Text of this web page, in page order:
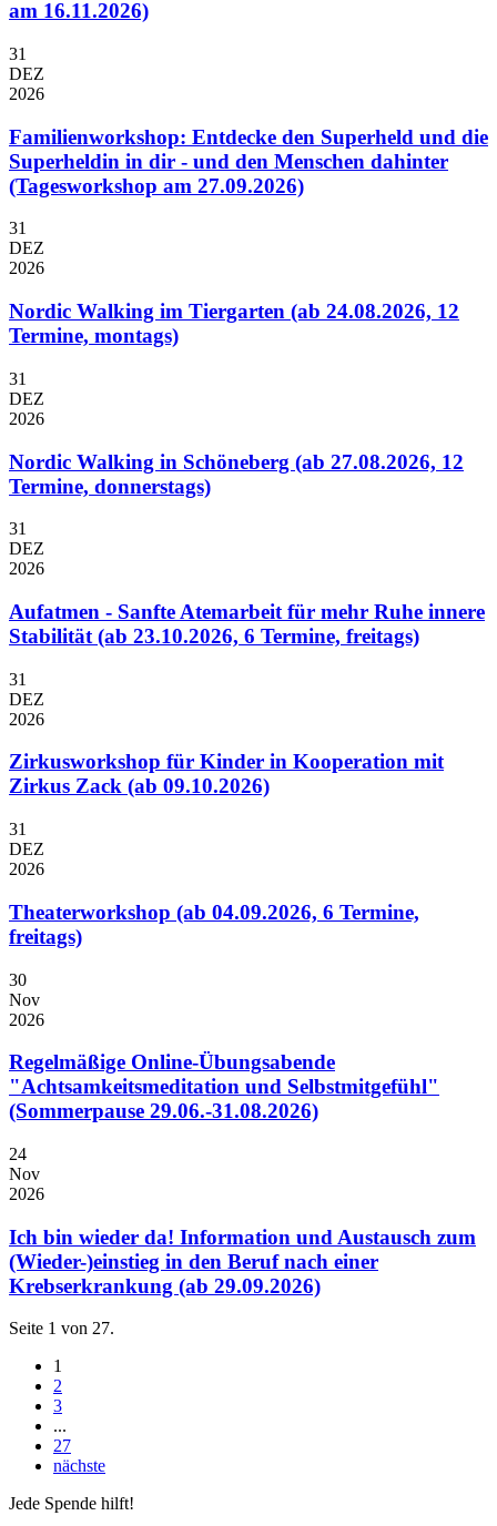
am 16.11.2026)
31
DEZ
2026
Familienworkshop: Entdecke den Superheld und die
Superheldin in dir - und den Menschen dahinter
(Tagesworkshop am 27.09.2026)
31
DEZ
2026
Nordic Walking im Tiergarten (ab 24.08.2026, 12
Termine, montags)
31
DEZ
2026
Nordic Walking in Schöneberg (ab 27.08.2026, 12
Termine, donnerstags)
31
DEZ
2026
Aufatmen - Sanfte Atemarbeit für mehr Ruhe innere
Stabilität (ab 23.10.2026, 6 Termine, freitags)
31
DEZ
2026
Zirkusworkshop für Kinder in Kooperation mit
Zirkus Zack (ab 09.10.2026)
31
DEZ
2026
Theaterworkshop (ab 04.09.2026, 6 Termine,
freitags)
30
Nov
2026
Regelmäßige Online-Übungsabende
"Achtsamkeitsmeditation und Selbstmitgefühl"
(Sommerpause 29.06.-31.08.2026)
24
Nov
2026
Ich bin wieder da! Information und Austausch zum
(Wieder-)einstieg in den Beruf nach einer
Krebserkrankung (ab 29.09.2026)
Seite 1 von 27.
1
2
3
...
27
nächste
Jede Spende hilft!